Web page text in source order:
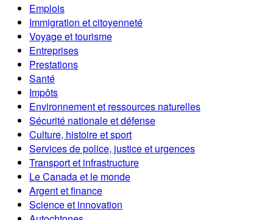
Emplois
Immigration et citoyenneté
Voyage et tourisme
Entreprises
Prestations
Santé
Impôts
Environnement et ressources naturelles
Sécurité nationale et défense
Culture, histoire et sport
Services de police, justice et urgences
Transport et infrastructure
Le Canada et le monde
Argent et finance
Science et innovation